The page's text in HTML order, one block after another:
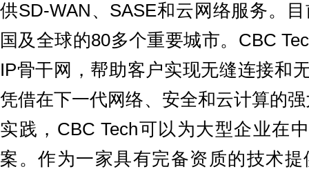
供SD-WAN、SASE和云网络服务。
国及全球的80多个重要城市。CBC
IP骨干网，帮助客户实现无缝连接和
凭借在下一代网络、安全和云计算的
实践，CBC Tech可以为大型企业在
案。作为一家具有完备资质的技术